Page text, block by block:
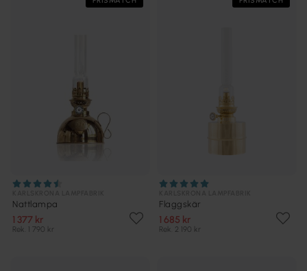
Nattlampa
1 377 kr
Rek. 1 790 kr
Flaggskär
1 685 kr
Rek. 2 190 kr